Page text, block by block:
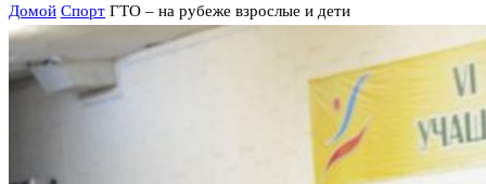
Домой Спорт ГТО – на рубеже взрослые и дети